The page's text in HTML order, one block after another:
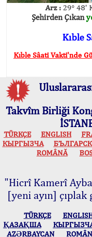
Arz :29° 48'
Şehirden Çıkan
Kıble
Kıble Sâati Vakti'nde
Takvîm Birliği
TÜRKÇE ENGLISH
КЫPГЫЗЧA
ROMÂNĂ
"Hicrî Kamerî
[yeni ayın]
TÜRKÇE
ҚАЗАҚША
AZӘRBAYCAN